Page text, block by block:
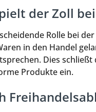
der Zoll
Rolle bei
in den Handel
Dies
Produkte ein.